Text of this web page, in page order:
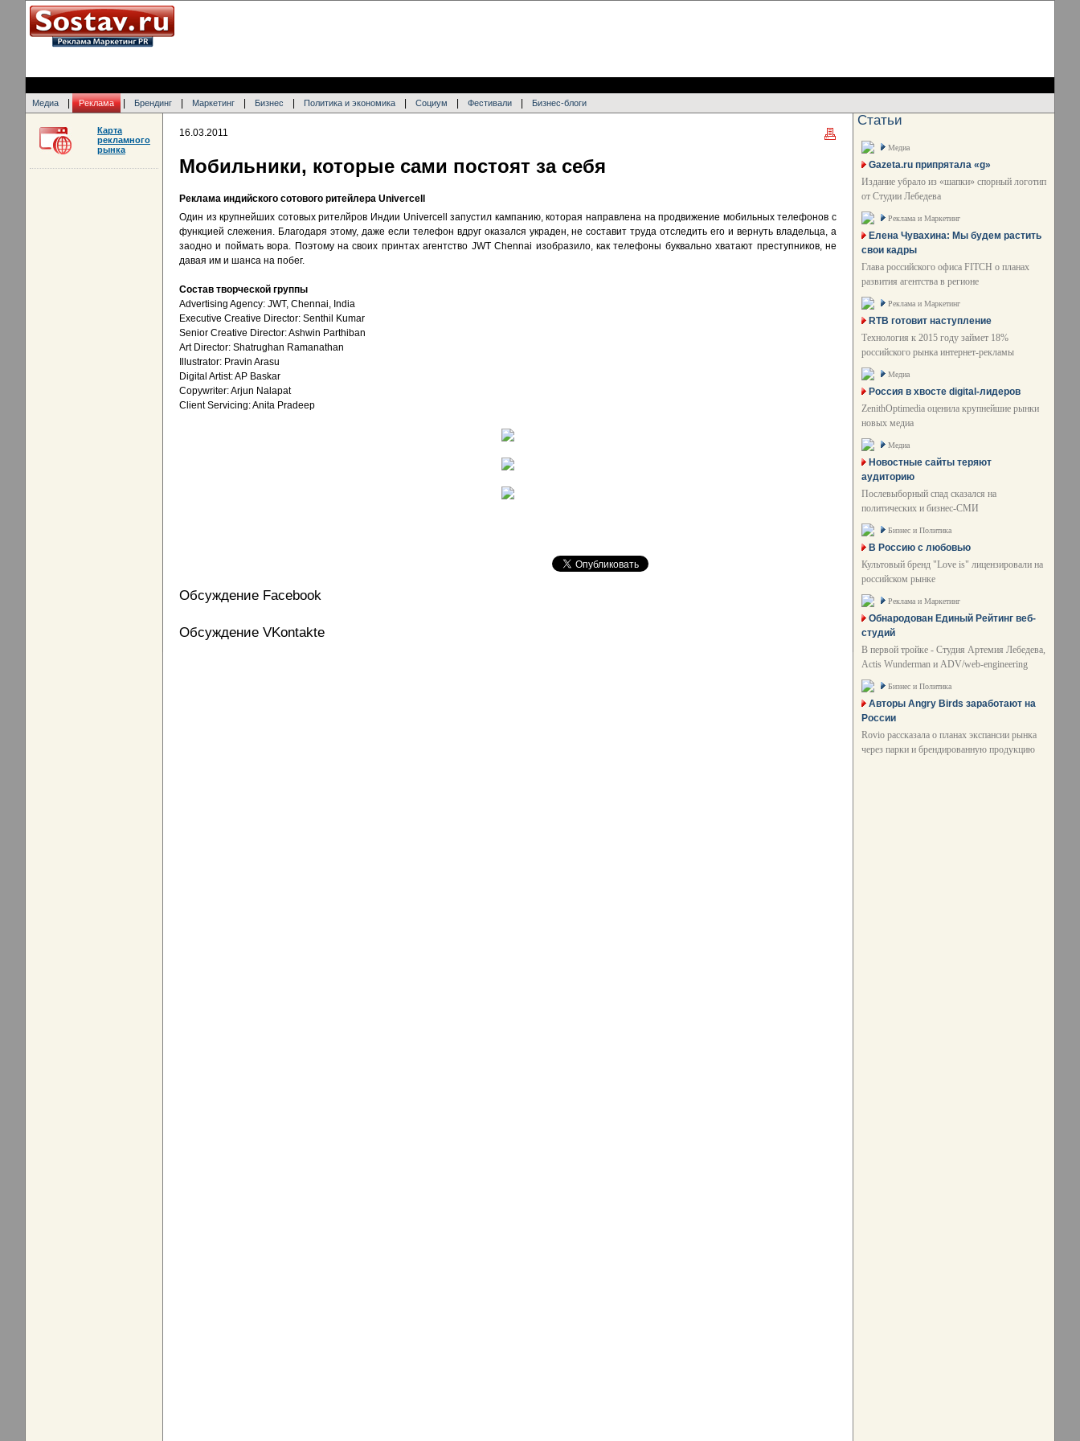
Медиа Реклама Брендинг Маркетинг Бизнес Политика и экономика Социум Фестивали Бизнес-блоги
16.03.2011
Мобильники, которые сами постоят за себя
Реклама индийского сотового ритейлера Univercell
Один из крупнейших сотовых рителйров Индии Univercell запустил кампанию, которая направлена на продвижение мобильных телефонов с
функцией слежения. Благодаря этому, даже если телефон вдруг оказался украден, не составит труда отследить его и вернуть владельца, а
заодно и поймать вора. Поэтому на своих принтах агентство JWT Chennai изобразило, как телефоны буквально хватают преступников, не
давая им и шанса на побег.
Состав творческой группы
Advertising Agency: JWT, Chennai, India
Executive Creative Director: Senthil Kumar
Senior Creative Director: Ashwin Parthiban
Art Director: Shatrughan Ramanathan
Illustrator: Pravin Arasu
Digital Artist: AP Baskar
Copywriter: Arjun Nalapat
Client Servicing: Anita Pradeep
Обсуждение Facebook
Обсуждение VKontakte
Карта
рекламного
рынка
Статьи
Медиа
Gazeta.ru припрятала «g»
Издание убрало из «шапки» спорный логотип
от Студии Лебедева
Реклама и Маркетинг
Елена Чувахина: Мы будем растить
свои кадры
Глава российского офиса FITCH о планах
развития агентства в регионе
Реклама и Маркетинг
RTB готовит наступление
Технология к 2015 году займет 18%
российского рынка интернет-рекламы
Медиа
Россия в хвосте digital-лидеров
ZenithOptimedia оценила крупнейшие рынки
новых медиа
Медиа
Новостные сайты теряют
аудиторию
Послевыборный спад сказался на
политических и бизнес-СМИ
Бизнес и Политика
В Россию с любовью
Культовый бренд "Love is" лицензировали на
российском рынке
Реклама и Маркетинг
Обнародован Единый Рейтинг веб-
студий
В первой тройке - Студия Артемия Лебедева,
Actis Wunderman и ADV/web-engineering
Бизнес и Политика
Авторы Angry Birds заработают на
России
Rovio рассказала о планах экспансии рынка
через парки и брендированную продукцию